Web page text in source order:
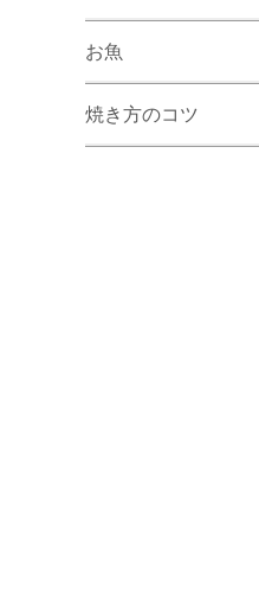
お魚
焼き方のコツ